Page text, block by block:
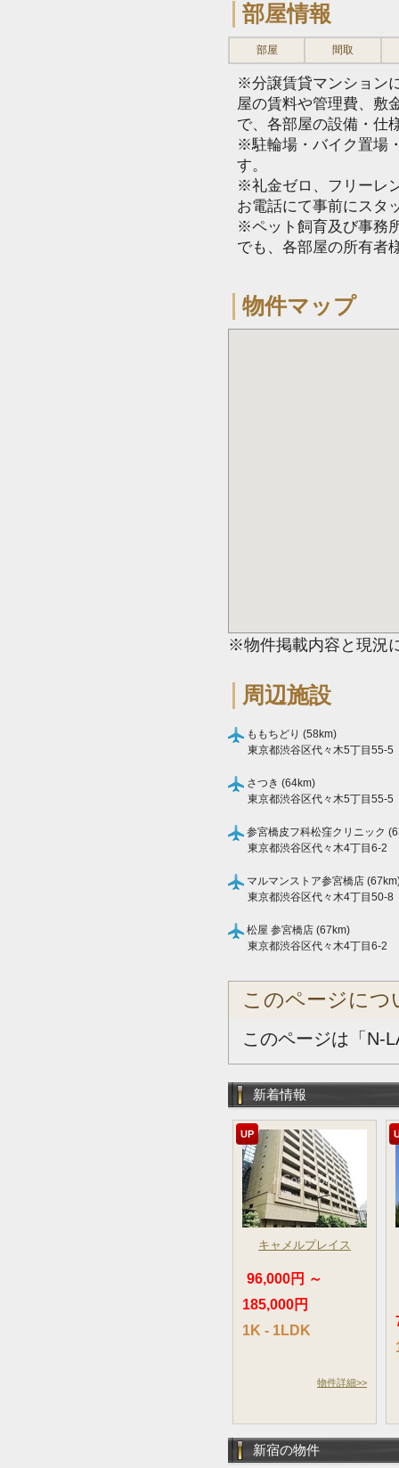
部屋情報
部屋 間取
※分譲賃貸マンション
屋の賃料や管理費、敷
で、各部屋の設備・仕
※駐輪場・バイク置場
す。
※礼金ゼロ、フリーレ
お電話にて事前にスタ
※ペット飼育及び事務
でも、各部屋の所有者
物件マップ
※物件掲載内容と現況
周辺施設
ももちどり (58km)
東京都渋谷区代々木5丁目55-5
さつき (64km)
東京都渋谷区代々木5丁目55-5
参宮橋皮フ科松窪クリニック
東京都渋谷区代々木4丁目6-2
マルマンストア参宮橋店
東京都渋谷区代々木4丁目50-8
松屋 参宮橋店 (67km)
東京都渋谷区代々木4丁目6-2
このページにつ
このページは「N-
新着情報
UP
キャメルプレイス
96,000円 ～
185,000円
1K - 1LDK
物件詳細>>
新宿の物件